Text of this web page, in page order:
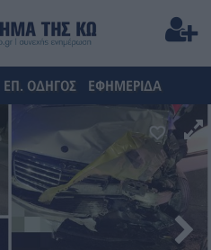
ΕΠ. ΟΔΗΓΟΣ ΕΦΗΜΕΡΙΔΑ